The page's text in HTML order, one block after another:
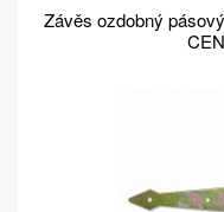
Závěs ozdobný